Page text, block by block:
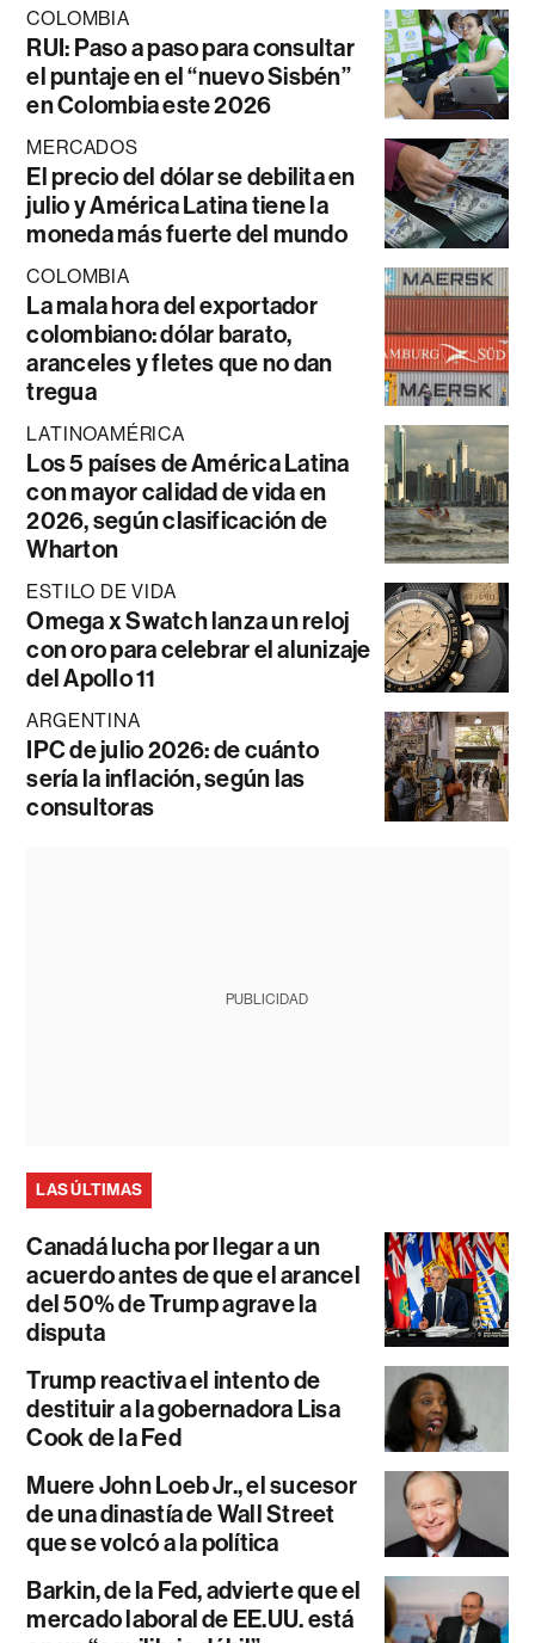
COLOMBIA
RUI: Paso a paso para consultar
el puntaje en el “nuevo Sisbén”
en Colombia este 2026
MERCADOS
El precio del dólar se debilita en
julio y América Latina tiene la
moneda más fuerte del mundo
COLOMBIA
La mala hora del exportador
colombiano: dólar barato,
aranceles y fletes que no dan
tregua
LATINOAMÉRICA
Los 5 países de América Latina
con mayor calidad de vida en
2026, según clasificación de
Wharton
ESTILO DE VIDA
Omega x Swatch lanza un reloj
con oro para celebrar el alunizaje
del Apollo 11
ARGENTINA
IPC de julio 2026: de cuánto
sería la inflación, según las
consultoras
PUBLICIDAD
LAS ÚLTIMAS
Canadá lucha por llegar a un
acuerdo antes de que el arancel
del 50% de Trump agrave la
disputa
Trump reactiva el intento de
destituir a la gobernadora Lisa
Cook de la Fed
Muere John Loeb Jr., el sucesor
de una dinastía de Wall Street
que se volcó a la política
Barkin, de la Fed, advierte que el
mercado laboral de EE.UU. está